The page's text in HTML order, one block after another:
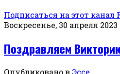
Подписаться на этот канал
Воскресенье, 30 апреля 2023
Поздравляем
Опубликовано в Эссе